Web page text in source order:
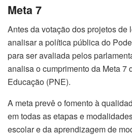
Meta 7
Antes da votação dos projetos de
analisar a política pública do
para ser avaliada pelos
analisa o cumprimento da Meta 7
Educação (PNE).
A meta prevê o fomento à
em todas as etapas e
escolar e da aprendizagem de